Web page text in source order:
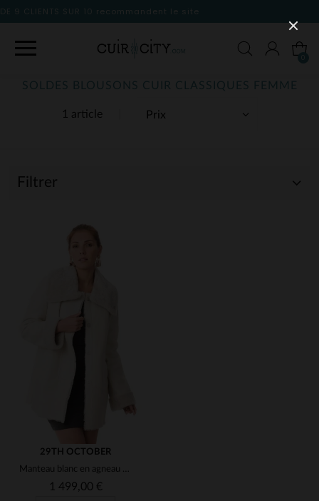
le site
1 article
SOLDES BLOUSONS CUIR CLASSIQUES FEMME
Filtrer
(1)
29TH OCTOBER
Manteau blanc en agneau retourné, doux et chic pour l'hiver.
1 499,00 €